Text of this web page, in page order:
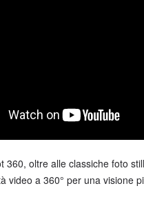
360, oltre alle classiche foto
video a 360° per una visione